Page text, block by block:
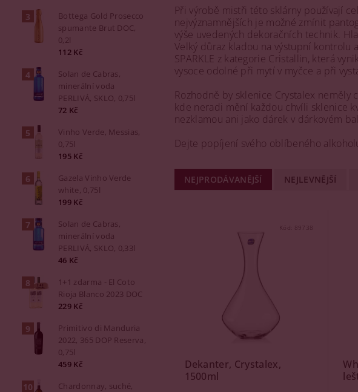
Bottega Gold Prosecco
spumante Brut DOC,
0,2l
112 Kč
Solan de Cabras,
minerální voda
PERLIVÁ, SKLO, 0,75l
72 Kč
Vinho Verde, Messias,
0,75l
195 Kč
Gazela Vinho Verde
white, 0,75l
199 Kč
Solan de Cabras,
minerální voda
PERLIVÁ, SKLO, 0,33l
46 Kč
1+1 zdarma - El Coto
Rioja Blanco 2023 DOC
229 Kč
Primitivo di Manduria
2022, 365 DOP Reserva,
0,75l
459 Kč
Chardonnay, suché,
Při výrobě mistři této sklárny používají
nejvýznamnějších je možné zmínit
výše uvedených dekoračních technik.
Velký důraz kladou na výstupní kontrolu
SPARKLE z kategorie Cristallin, která
vysoce odolné při mytí v myčce a při
Rozhodně by sklenice Crystalex
kde neradi mění každou chvíli sklenice
nezklamou ani jako dárek v dárkovém
Dejte popíjení svého oblíbeného
NEJPRODÁVANĚJŠÍ NEJLEVNĚJŠÍ
Kód: 89738
Dekanter, Crystalex,
1500ml